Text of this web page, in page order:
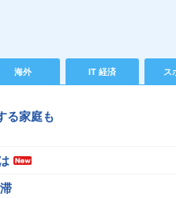
海外 IT 経済 ス
る家庭も